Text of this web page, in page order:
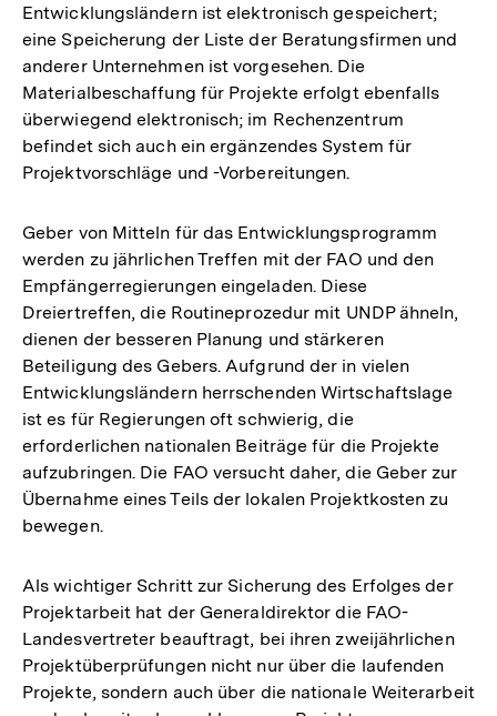
Entwicklungsländern ist elektronisch gespeichert;
eine Speicherung der Liste der Beratungsfirmen und
anderer Unternehmen ist vorgesehen. Die
Materialbeschaffung für Projekte erfolgt ebenfalls
überwiegend elektronisch; im Rechenzentrum
befindet sich auch ein ergänzendes System für
Projektvorschläge und -Vorbereitungen.
Geber von Mitteln für das Entwicklungsprogramm
werden zu jährlichen Treffen mit der FAO und den
Empfängerregierungen eingeladen. Diese
Dreiertreffen, die Routineprozedur mit UNDP ähneln,
dienen der besseren Planung und stärkeren
Beteiligung des Gebers. Aufgrund der in vielen
Entwicklungsländern herrschenden Wirtschaftslage
ist es für Regierungen oft schwierig, die
erforderlichen nationalen Beiträge für die Projekte
aufzubringen. Die FAO versucht daher, die Geber zur
Übernahme eines Teils der lokalen Projektkosten zu
bewegen.
Als wichtiger Schritt zur Sicherung des Erfolges der
Projektarbeit hat der Generaldirektor die FAO-
Landesvertreter beauftragt, bei ihren zweijährlichen
Projektüberprüfungen nicht nur über die laufenden
Projekte, sondern auch über die nationale Weiterarbeit
Zum